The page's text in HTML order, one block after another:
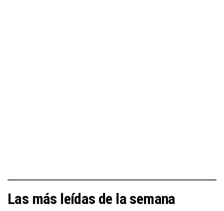
Las más leídas de la semana